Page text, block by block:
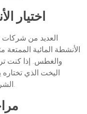
اختيار
العديد من
الأنشطة المائية
والغطس. إذا كنت
اليخت الذي
الشركة لتوفير المعدات والمرشدين اللازمين.